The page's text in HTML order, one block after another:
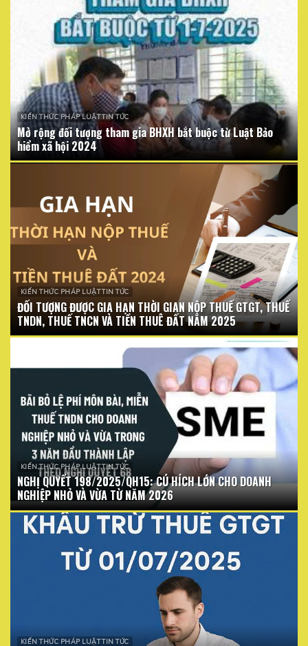
KIẾN THỨC PHÁP LUẬT TIN TỨC
Mở rộng đối tượng tham gia BHXH bắt buộc từ Luật Bảo
hiểm xã hội 2024
KIẾN THỨC PHÁP LUẬT TIN TỨC
ĐỐI TƯỢNG ĐƯỢC GIA HẠN THỜI GIAN NỘP THUẾ GTGT, THUẾ
TNDN, THUẾ TNCN VÀ TIỀN THUÊ ĐẤT NĂM 2025
KIẾN THỨC PHÁP LUẬT TIN TỨC
NGHỊ QUYẾT 198/2025/QH15: CÚ HÍCH LỚN CHO DOANH
NGHIỆP NHỎ VÀ VỪA TỪ NĂM 2026
KIẾN THỨC PHÁP LUẬT TIN TỨC